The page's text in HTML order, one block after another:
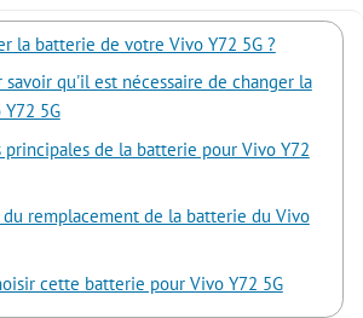
la batterie de votre Vivo Y72 5G ?
savoir qu'il est nécessaire de changer la
5G
principales de la batterie pour Vivo Y72
du remplacement de la batterie du Vivo
cette batterie pour Vivo Y72 5G